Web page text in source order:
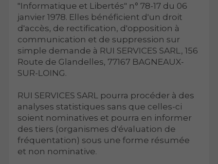
"Informatique et Libertés" n° 78-17 du 06
janvier 1978. Elles bénéficient d'un droit
d'accès, de rectification, d'opposition à
communication et de suppression sur
simple demande à RUI SERVICES SARL, 156
Route de Glandelles, 77167 BAGNEAUX-
SUR-LOING.
RUI SERVICES SARL pourra procéder à des
analyses statistiques sans que celles-ci
soient nominatives et pourra en informer
des tiers (organismes d'évaluation de
fréquentation) sous une forme résumée
et non nominative.